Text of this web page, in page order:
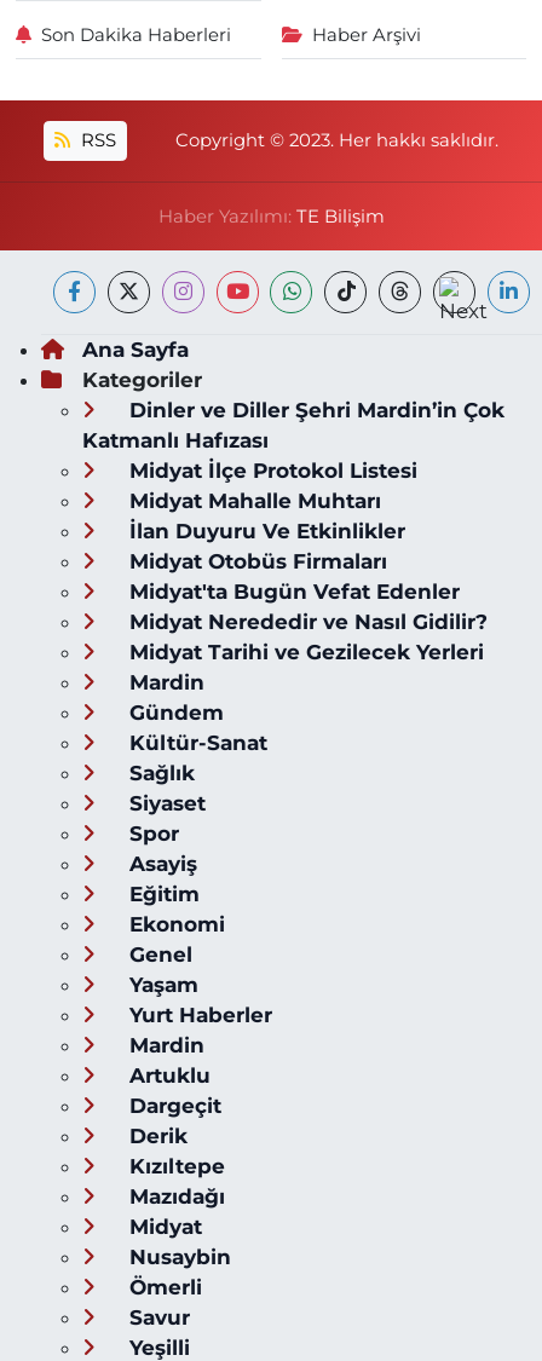
Son Dakika Haberleri Haber Arşivi
RSS Copyright © 2023. Her hakkı saklıdır.
Haber Yazılımı: TE Bilişim
Ana Sayfa
Kategoriler
Dinler ve Diller Şehri Mardin’in Çok
Katmanlı Hafızası
Midyat İlçe Protokol Listesi
Midyat Mahalle Muhtarı
İlan Duyuru Ve Etkinlikler
Midyat Otobüs Firmaları
Midyat'ta Bugün Vefat Edenler
Midyat Nerededir ve Nasıl Gidilir?
Midyat Tarihi ve Gezilecek Yerleri
Mardin
Gündem
Kültür-Sanat
Sağlık
Siyaset
Spor
Asayiş
Eğitim
Ekonomi
Genel
Yaşam
Yurt Haberler
Mardin
Artuklu
Dargeçit
Derik
Kızıltepe
Mazıdağı
Midyat
Nusaybin
Ömerli
Savur
Yeşilli